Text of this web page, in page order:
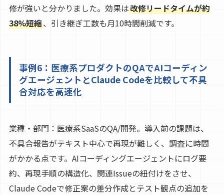
修が強いと分かりました。効果は改修リードタイムが約
38%短縮、引き継ぎ工数も月10時間削減です。
事例6：医療系プロダクトのQAでAIコーディン
グエージェントとClaude Codeを比較して不具
合対応を高速化
業種・部門：医療系SaaSのQA/開発。導入前の課題は、
不具合報告がテキスト中心で再現が難しく、調査に時間
がかかる点です。AIコーディングエージェントにログ要
約、再現手順の構造化、関連Issueの紐付けをさせ、
Claude Codeで修正案の差分作成とテスト観点の追加を